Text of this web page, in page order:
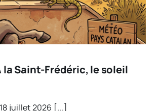
la Saint-Frédéric, le soleil
juillet 2026 [...]